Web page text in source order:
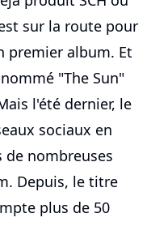
sur la route pour
premier album. Et
"The Sun"
l'été dernier, le
sociaux en
nombreuses
Depuis, le titre
plus de 50